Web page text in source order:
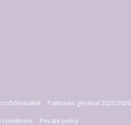
Palmarès général 2025/2026
conditions Private policy